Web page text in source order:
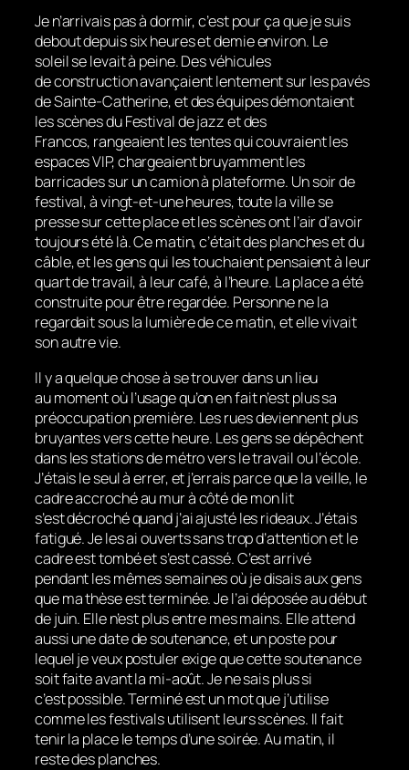
Je n’arrivais pas à dormir, c’est pour ça que je suis
debout depuis six heures et demie environ. Le
soleil se levait à peine. Des véhicules
de construction avançaient lentement sur les pavés
de Sainte-Catherine, et des équipes démontaient
les scènes du Festival de jazz et des
Francos, rangeaient les tentes qui couvraient les
espaces VIP, chargeaient bruyamment les
barricades sur un camion à plateforme. Un soir de
festival, à vingt-et-une heures, toute la ville se
presse sur cette place et les scènes ont l’air d’avoir
toujours été là. Ce matin, c’était des planches et du
câble, et les gens qui les touchaient pensaient à leur
quart de travail, à leur café, à l’heure. La place a été
construite pour être regardée. Personne ne la
regardait sous la lumière de ce matin, et elle vivait
son autre vie.
Il y a quelque chose à se trouver dans un lieu
au moment où l’usage qu’on en fait n’est plus sa
préoccupation première. Les rues deviennent plus
bruyantes vers cette heure. Les gens se dépêchent
dans les stations de métro vers le travail ou l’école.
J’étais le seul à errer, et j’errais parce que la veille, le
cadre accroché au mur à côté de mon lit
s’est décroché quand j’ai ajusté les rideaux. J’étais
fatigué. Je les ai ouverts sans trop d’attention et le
cadre est tombé et s’est cassé. C’est arrivé
pendant les mêmes semaines où je disais aux gens
que ma thèse est terminée. Je l’ai déposée au début
de juin. Elle n’est plus entre mes mains. Elle attend
aussi une date de soutenance, et un poste pour
lequel je veux postuler exige que cette soutenance
soit faite avant la mi-août. Je ne sais plus si
c’est possible. Terminé est un mot que j’utilise
comme les festivals utilisent leurs scènes. Il fait
tenir la place le temps d’une soirée. Au matin, il
reste des planches.